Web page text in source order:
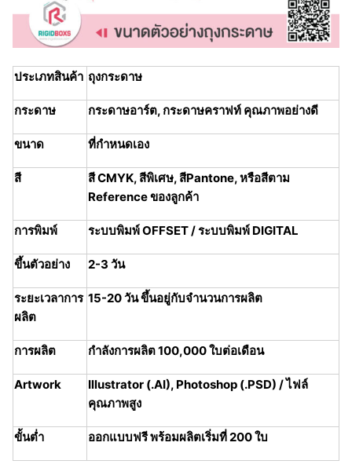
ประเภทสินค้า ถุงกระดาษ
กระดาษ กระดาษอาร์ต, กระดาษคราฟท์ คุณภาพอย่างดี
ขนาด ที่กำหนดเอง
สี
สี CMYK, สีพิเศษ, สีPantone, หรือสีตาม
Reference ของลูกค้า
การพิมพ์ ระบบพิมพ์ OFFSET / ระบบพิมพ์ DIGITAL
ขึ้นตัวอย่าง 2-3 วัน
ระยะเวลาการ
ผลิต
15-20 วัน ขึ้นอยู่กับจำนวนการผลิต
การผลิต กำลังการผลิต 100,000 ใบต่อเดือน
Artwork
Illustrator (.AI), Photoshop (.PSD) / ไฟล์
คุณภาพสูง
ขั้นต่ำ ออกแบบฟรี พร้อมผลิตเริ่มที่ 200 ใบ